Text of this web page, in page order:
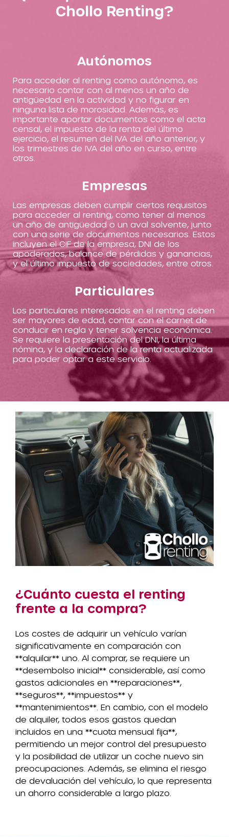
Chollo Renting?
Autónomos
Para acceder al renting como autónomo, es
necesario contar con al menos un año de
antigüedad en la actividad y no figurar en
ninguna lista de morosidad. Además, es
importante aportar documentos como el acta
censal, el impuesto de la renta del último
ejercicio, el resumen del IVA del año anterior, y
los trimestres de IVA del año en curso, entre
otros.
Empresas
Las empresas deben cumplir ciertos requisitos
para acceder al renting, como tener al menos
un año de antigüedad o un aval solvente, junto
con una serie de documentos necesarios. Estos
incluyen el CIF de la empresa, DNI de los
apoderados, balance de pérdidas y ganancias,
y el último impuesto de sociedades, entre otros.
Particulares
Los particulares interesados en el renting deben
ser mayores de edad, contar con el carnet de
conducir en regla y tener solvencia económica.
Se requiere la presentación del DNI, la última
nómina, y la declaración de la renta actualizada
para poder optar a este servicio.
¿Cuánto cuesta el renting
frente a la compra?
Los costes de adquirir un vehículo varían
significativamente en comparación con
**alquilar** uno. Al comprar, se requiere un
**desembolso inicial** considerable, así como
gastos adicionales en **reparaciones**,
**seguros**, **impuestos** y
**mantenimientos**. En cambio, con el modelo
de alquiler, todos esos gastos quedan
incluidos en una **cuota mensual fija**,
permitiendo un mejor control del presupuesto
y la posibilidad de utilizar un coche nuevo sin
preocupaciones. Además, se elimina el riesgo
de devaluación del vehículo, lo que representa
un ahorro considerable a largo plazo.